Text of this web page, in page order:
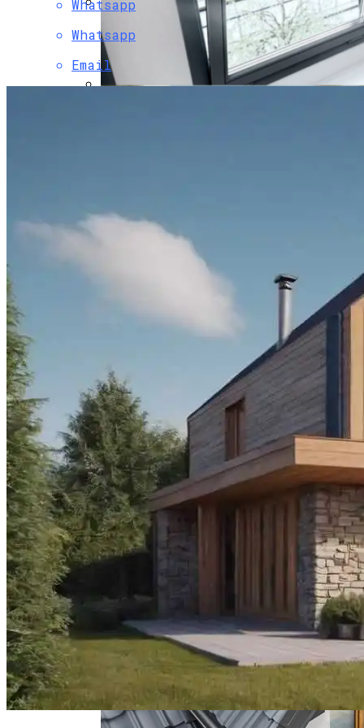
В Таиланд За СПА Процедурами
Озеро Нясиярви, Финляндия
Использование CAM Модуля Для
Телевизора
Как Предотвратить Намокание И
Разрушение Цоколя
Решения Для Скрытого Водоотвода В
Фасадах Современных Зданий
Перепланировка (объединение) 2х
Квартир В Одну
Whatsapp
Whatsapp
Email